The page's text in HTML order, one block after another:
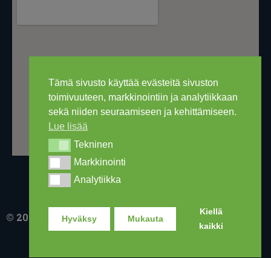
Tämä sivusto käyttää evästeitä sivuston
toimivuuteen, markkinointiin ja analytiikkaan
sekä niiden seuraamiseen ja kehittämiseen.
Lue lisää
TekninenTekninen
MarkkinointiMarkkinointi
AnalytiikkaAnalytiikka
Hyväksy Mukauta
Kiellä
kaikki
© 2016-2026 Ski Out Bike, Ski-Outlet Finland Oy